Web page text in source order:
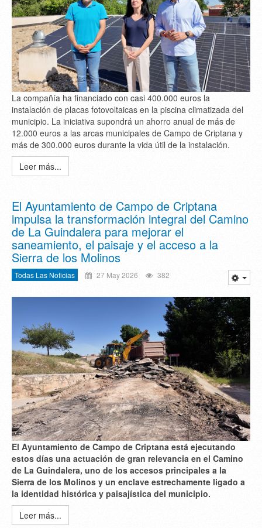
La compañía ha financiado con casi 400.000 euros la
instalación de placas fotovoltaicas en la piscina climatizada del
municipio. La iniciativa supondrá un ahorro anual de más de
12.000 euros a las arcas municipales de Campo de Criptana y
más de 300.000 euros durante la vida útil de la instalación.
Leer más...
El Ayuntamiento de Campo de Criptana
impulsa la transformación integral del Camino
de La Guindalera para mejorar el
saneamiento, el paisaje y el acceso a la
Sierra de los Molinos
Todas Las Noticias 27 May 2026 382
El Ayuntamiento de Campo de Criptana está ejecutando
estos días una actuación de gran relevancia en el Camino
de La Guindalera, uno de los accesos principales a la
Sierra de los Molinos y un enclave estrechamente ligado a
la identidad histórica y paisajística del municipio.
Leer más...